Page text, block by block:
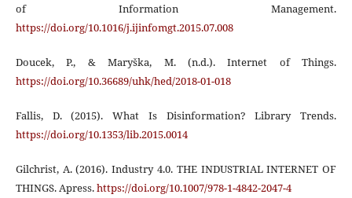
of Information Management.
https://doi.org/10.1016/j.ijinfomgt.2015.07.008
Doucek, P., & Maryška, M. (n.d.). Internet of Things.
https://doi.org/10.36689/uhk/hed/2018-01-018
Fallis, D. (2015). What Is Disinformation? Library Trends.
https://doi.org/10.1353/lib.2015.0014
Gilchrist, A. (2016). Industry 4.0. THE INDUSTRIAL INTERNET OF
THINGS. Apress.https://doi.org/10.1007/978-1-4842-2047-4